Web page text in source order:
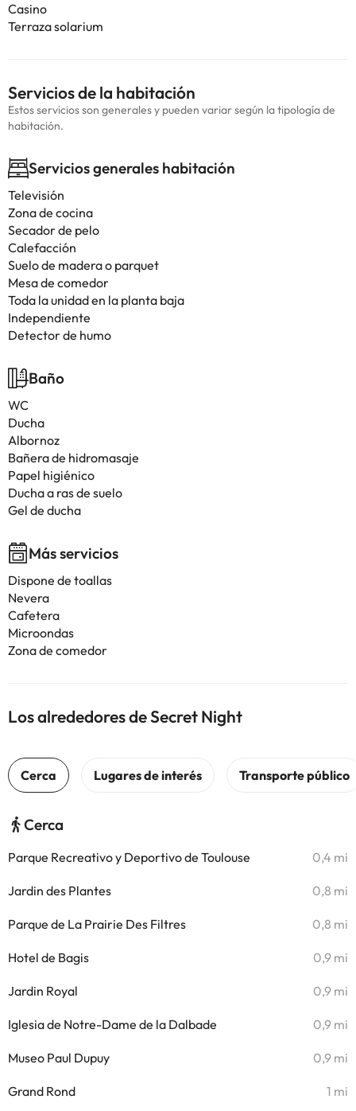
Casino
Terraza solarium
Servicios de la habitación
Estos servicios son generales y pueden variar según la tipología de
habitación.
Servicios generales habitación
Televisión
Zona de cocina
Secador de pelo
Calefacción
Suelo de madera o parquet
Mesa de comedor
Toda la unidad en la planta baja
Independiente
Detector de humo
Baño
WC
Ducha
Albornoz
Bañera de hidromasaje
Papel higiénico
Ducha a ras de suelo
Gel de ducha
Más servicios
Dispone de toallas
Nevera
Cafetera
Microondas
Zona de comedor
Los alrededores de Secret Night
Cerca
Parque Recreativo y Deportivo de Toulouse 0,4 mi
Jardin des Plantes 0,8 mi
Parque de La Prairie Des Filtres 0,8 mi
Hotel de Bagis 0,9 mi
Jardin Royal 0,9 mi
Iglesia de Notre-Dame de la Dalbade 0,9 mi
Museo Paul Dupuy 0,9 mi
Grand Rond 1 mi